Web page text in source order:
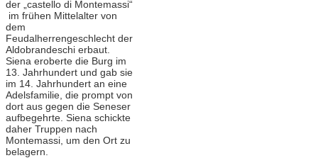
der „castello di Montemassi“
im frühen Mittelalter von
dem
Feudalherrengeschlecht der
Aldobrandeschi erbaut.
Siena eroberte die Burg im
13. Jahrhundert und gab sie
im 14. Jahrhundert an eine
Adelsfamilie, die prompt von
dort aus gegen die Seneser
aufbegehrte. Siena schickte
daher Truppen nach
Montemassi, um den Ort zu
belagern.